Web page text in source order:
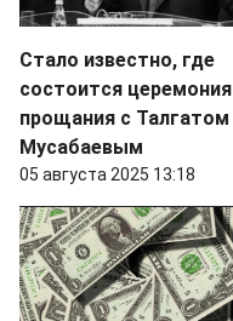
Стало известно, где
состоится церемония
прощания с Талгатом
Мусабаевым
05 августа 2025 13:18